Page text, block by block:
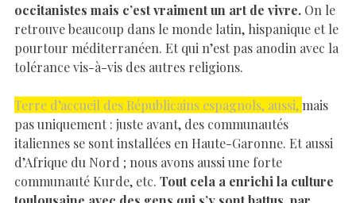
occitanistes mais c’est vraiment un art de vivre. On le
retrouve beaucoup dans le monde latin, hispanique et le
pourtour méditerranéen. Et qui n’est pas anodin avec la
tolérance vis-à-vis des autres religions.
Terre d’accueil des Républicains espagnols, aussi,mais
pas uniquement : juste avant, des communautés
italiennes se sont installées en Haute-Garonne. Et aussi
d’Afrique du Nord ; nous avons aussi une forte
communauté Kurde, etc. Tout cela a enrichi la culture